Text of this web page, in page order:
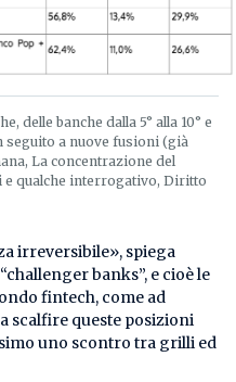
delle banche dalla 5° alla 10° e
seguito a nuove fusioni (già
La concentrazione del
e qualche interrogativo, Diritto
irreversibile», spiega
banks”, e cioè le
fintech, come ad
scalfire queste posizioni
uno scontro tra grilli ed